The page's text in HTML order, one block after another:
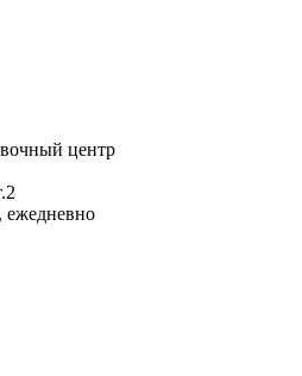
центр
ежедневно